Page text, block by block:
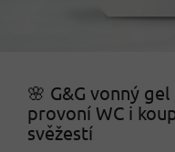
🌸 G&G vonný
provoní WC i
svěžestí